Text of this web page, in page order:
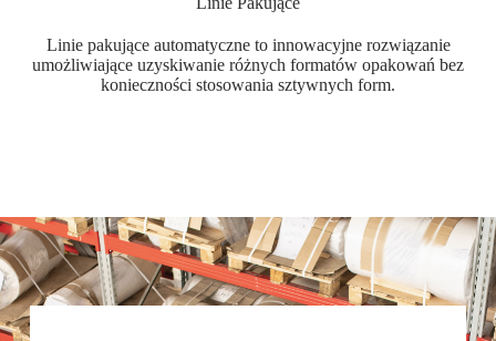
Linie pakujące automatyczne to innowacyjne rozwiązanie
umożliwiające uzyskiwanie różnych formatów opakowań bez
konieczności stosowania sztywnych form.